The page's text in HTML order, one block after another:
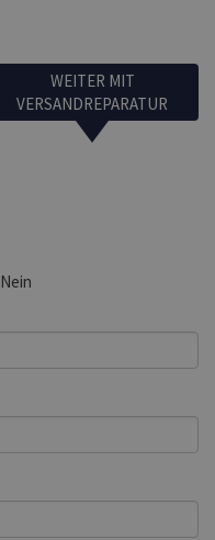
WEITER MIT
VERSANDREPARATUR
Nein